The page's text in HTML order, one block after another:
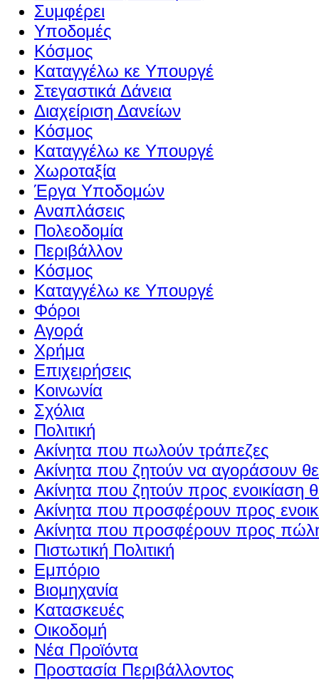
Συμφέρει
Υποδομές
Κόσμος
Καταγγέλω κε Υπουργέ
Στεγαστικά Δάνεια
Διαχείριση Δανείων
Κόσμος
Καταγγέλω κε Υπουργέ
Χωροταξία
Έργα Υποδομών
Αναπλάσεις
Πολεοδομία
Περιβάλλον
Κόσμος
Καταγγέλω κε Υπουργέ
Φόροι
Αγορά
Χρήμα
Επιχειρήσεις
Κοινωνία
Σχόλια
Πολιτική
Ακίνητα που πωλούν τράπεζες
Ακίνητα που ζητούν να αγοράσουν
Ακίνητα που ζητούν προς ενοικίαση
Ακίνητα που προσφέρουν προς
Ακίνητα που προσφέρουν προς
Πιστωτική Πολιτική
Εμπόριο
Βιομηχανία
Κατασκευές
Οικοδομή
Νέα Προϊόντα
Προστασία Περιβάλλοντος